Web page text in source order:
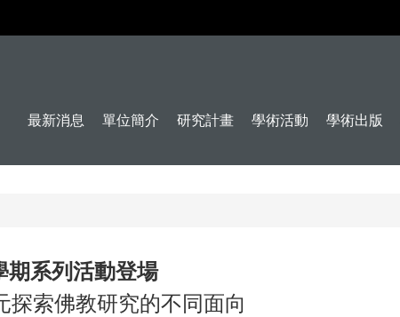
最新消息
單位簡介 研究計畫 學術活動 學術出版
期系列活動登場
探索佛教研究的不同面向